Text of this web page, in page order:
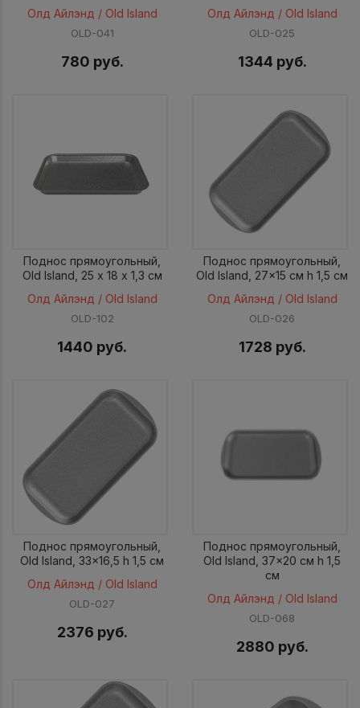
Олд Айлэнд / Old Island
OLD-041
780 руб.
Олд Айлэнд / Old Island
OLD-025
1344 руб.
Поднос прямоугольный,
Old Island, 25 х 18 х 1,3 см
Олд Айлэнд / Old Island
OLD-102
1440 руб.
Поднос прямоугольный,
Old Island, 27x15 см h 1,5 см
Олд Айлэнд / Old Island
OLD-026
1728 руб.
Поднос прямоугольный,
Old Island, 33x16,5 h 1,5 см
Олд Айлэнд / Old Island
OLD-027
2376 руб.
Поднос прямоугольный,
Old Island, 37x20 см h 1,5
см
Олд Айлэнд / Old Island
OLD-068
2880 руб.